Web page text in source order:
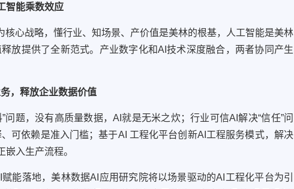
智能乘数效应
心战略，懂行业、知场景、产价值是美林的根基，人工智能是美林
放提供了全新范式。产业数字化和AI技术深度融合，两者协同产生
，释放企业数据价值
题，没有高质量数据，AI就是无米之炊；行业可信AI解决“信任”问
可依赖是准入门槛；基于AI 工程化平台创新AI工程服务模式，解决
嵌入生产流程。
落地，美林数据AI应用研究院将以场景驱动的AI工程化平台为引